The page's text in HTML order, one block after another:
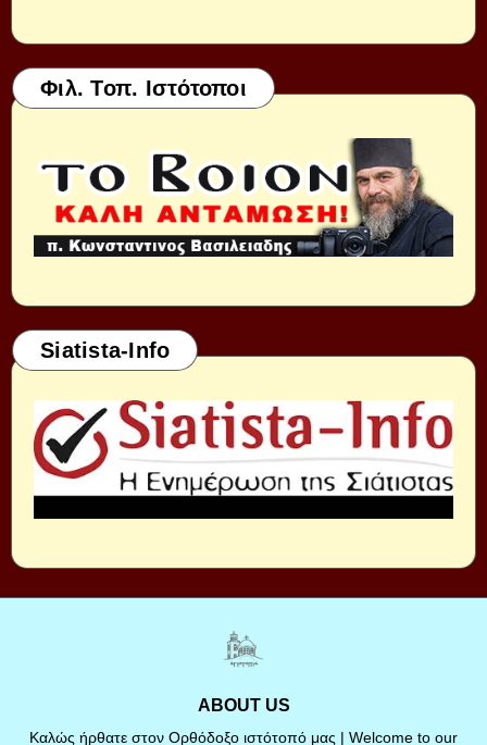
Φιλ. Τοπ. Ιστότοποι
Siatista-Info
ABOUT US
Καλώς ήρθατε στον Ορθόδοξο ιστότοπό μας | Welcome to our